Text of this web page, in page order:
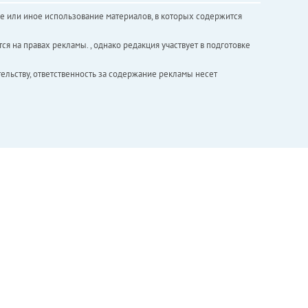
иное использование материалов, в которых содержится
правах рекламы. , однако редакция участвует в подготовке
ответственность за содержание рекламы несет